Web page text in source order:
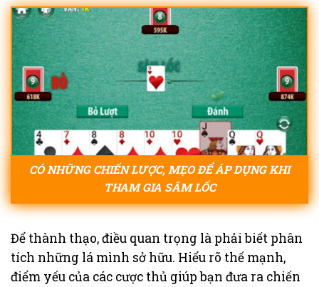
CÓ NHỮNG CHIẾN LƯỢC, MẸO ĐỂ ÁP DỤNG KHI
THAM GIA SÂM LỐC
Để thành thạo, điều quan trọng là phải biết phân
tích những lá mình sở hữu. Hiểu rõ thế mạnh,
điểm yếu của các cược thủ giúp bạn đưa ra chiến